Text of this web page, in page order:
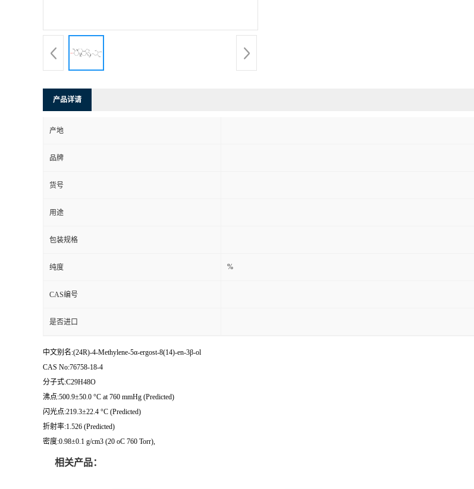
产品详请
产地
品牌
货号
用途
包装规格
纯度 %
CAS编号
是否进口
中文别名:(24R)-4-Methylene-5α-ergost-8(14)-en-3β-ol
CAS No:76758-18-4
分子式:C29H48O
沸点:500.9±50.0 °C at 760 mmHg (Predicted)
闪光点:219.3±22.4 °C (Predicted)
折射率:1.526 (Predicted)
密度:0.98±0.1 g/cm3 (20 oC 760 Torr),
相关产品：